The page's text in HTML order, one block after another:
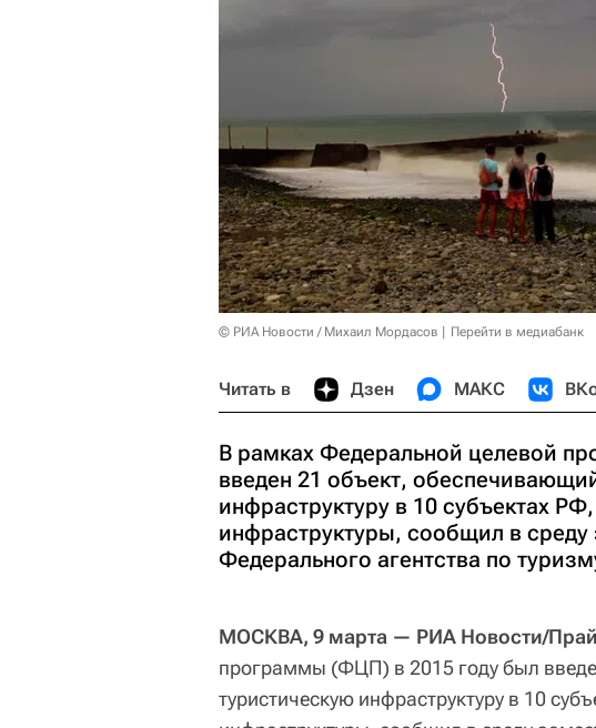
© РИА Новости / Михаил Мордасов Перейти в медиабанк
Читать в Дзен МАКС
В рамках Федеральной целевой
введен 21 объект,
инфраструктуру в 10 субъектах
инфраструктуры, сообщил в среду
Федерального агентства по
МОСКВА, 9 марта — РИА Новости/
программы (ФЦП) в 2015 году был
туристическую инфраструктуру в 10